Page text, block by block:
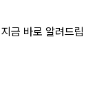
금 바로 알려드립